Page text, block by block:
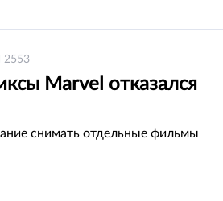
2553
Marvel отказался
снимать отдельные фильмы